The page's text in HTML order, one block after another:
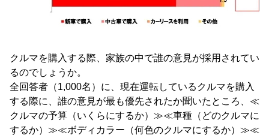
クルマを購入する際、家族の中で誰の意見が採用されてい
るのでしょうか。
全回答者（1,000名）に、現在運転しているクルマを購入
する際に、誰の意見が最も優先されたか聞いたところ、≪
クルマの予算（いくらにするか）≫≪車種（どのクルマに
するか）≫≪ボディカラー（何色のクルマにするか）≫≪